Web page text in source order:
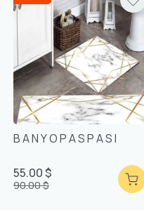
B A N Y O P A S P A S I
55.00 $
90.00 $